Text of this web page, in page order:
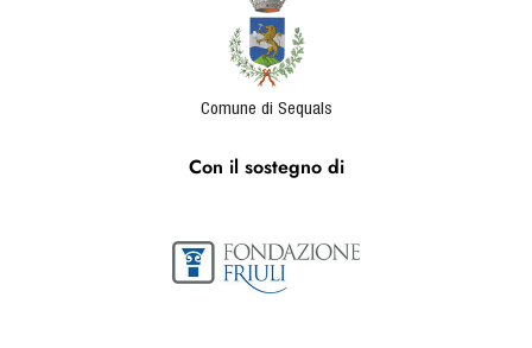
Comune di Sequals
Con il sostegno di